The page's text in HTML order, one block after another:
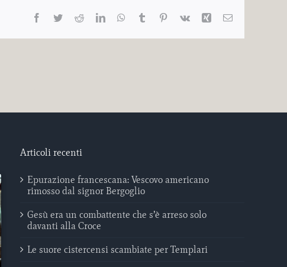
Facebook
TwitterRedditLinkedInWhatsApp
Tumblr Pinterest
Vk Xing Email
Articoli recenti
Epurazione francescana: Vescovo americano
rimosso dal signor Bergoglio
Gesù era un combattente che s’è arreso solo
davanti alla Croce
Le suore cistercensi scambiate per Templari